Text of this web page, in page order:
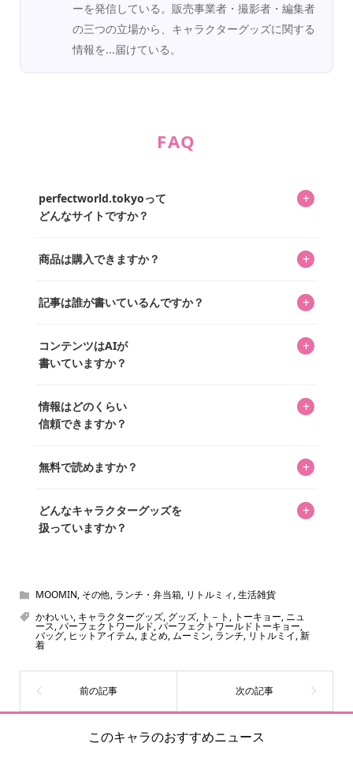
ーを発信している。販売事業者・撮影者・編集者
の三つの立場から、キャラクターグッズに関する
情報を...届けている。
FAQ
perfectworld.tokyoって
どんなサイトですか？
+
ってもらうニュースサイトです。運営はキャラグッズコレ
を中心に行われており、私たちは実際に40,000種のキャラグ
商品は購入できますか？ +
「perfectworld.shop」で、ほとんど全てのアイテムを購
があり、そこからジャンプできます。
記事は誰が書いているんですか？ +
ています。記事内の99%を超えるほぼすべての写真も、1枚
ずつ心を込めて自分たちで撮影したものです。さらに、10
ッズを収集し、月に1,000点の新商品を選定・購入する編集
長KOSが全記事を監修しています。
コンテンツはAIが
書いていますか？
+
書いています。AIは使用していません。編集長KOSが最終確
認を行い、手動で更新しています。
情報はどのくらい
信頼できますか？
+
いをお届けすることは保証します。なお、記事内に価格は
め、正確な情報をお伝えできないからです。
無料で読めますか？ +
どんなキャラクターグッズを
扱っていますか？
+
ん！200種以上のトレンディなキャラクターやアニメキャラ
をご紹介しています。生まれたばかりの新しいキャラクタ
ーをいち早く皆さんにお届けすることも、私たちの使命の
ひとつです。
MOOMIN, その他, ランチ・弁当箱, リトルミィ,生活雑貨
かわいい, キャラクターグッズ, グッズ, ト－ト , トーキョー, ニュ
ース,パーフェクトワールド,パーフェクトワールドトーキョー,
バッグ, ヒットアイテム, まとめ,ムーミン, ランチ,リトルミイ,新
着
このキャラのおすすめニュース